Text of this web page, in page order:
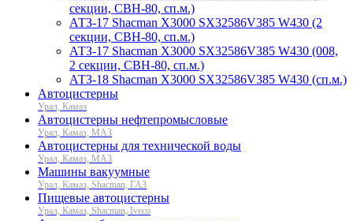
секции, СВН-80, сп.м.)
АТЗ-17 Shacman X3000 SX32586V385 W430 (2
секции, СВН-80, сп.м.)
АТЗ-17 Shacman X3000 SX32586V385 W430 (008,
2 секции, СВН-80, сп.м.)
АТЗ-18 Shacman X3000 SX32586V385 W430 (сп.м.)
Автоцистерны
Урал, Камаз
Автоцистерны нефтепромысловые
Урал, Камаз, МАЗ
Автоцистерны для технической воды
Урал, Камаз, МАЗ
Машины вакуумные
Урал, Камаз, Shacman, ГАЗ
Пищевые автоцистерны
Урал, Камаз, Shacman, Iveco